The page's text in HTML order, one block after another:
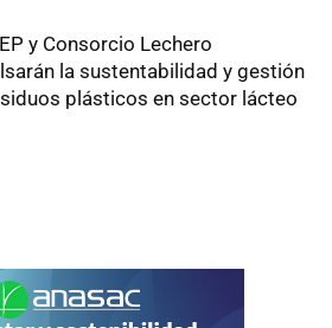
y Consorcio Lechero
la sustentabilidad y gestión
plásticos en sector lácteo